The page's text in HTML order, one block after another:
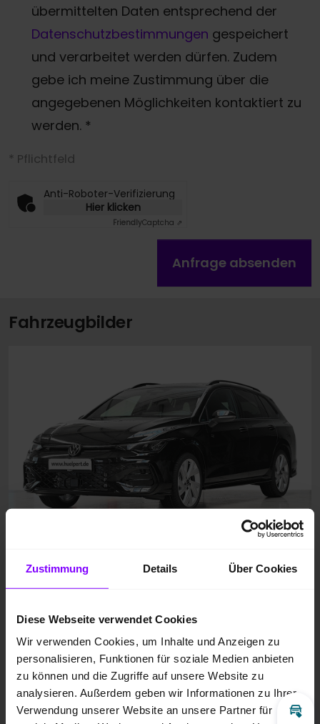
Zustimmung Details Über Cookies
Diese Webseite verwendet Cookies
Wir verwenden Cookies, um Inhalte und Anzeigen zu
personalisieren, Funktionen für soziale Medien anbieten
zu können und die Zugriffe auf unsere Website zu
analysieren. Außerdem geben wir Informationen zu Ihrer
Verwendung unserer Website an unsere Partner für
übermittelten Daten entsprechend der
Datenschutzbestimmungen gespeichert
und verarbeitet werden dürfen. Zudem
gebe ich meine Zustimmung über die
angegebenen Möglichkeiten kontaktiert zu
werden. *
* Pflichtfeld
Anti-Roboter-Verifizierung
Hier klicken
FriendlyCaptcha ⇗
Anfrage absenden
Fahrzeugbilder